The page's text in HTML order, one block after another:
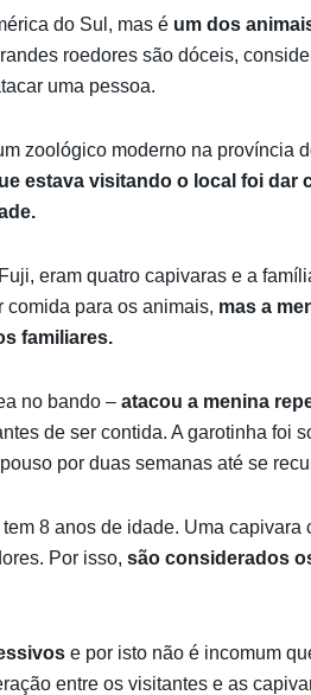
do Sul, mas é um dos
roedores são dóceis,
uma pessoa.
zoológico moderno na província
estava visitando o local foi dar
eram quatro capivaras e a
comida para os animais, mas a
familiares.
no bando – atacou a menina
de ser contida. A garotinha foi
por duas semanas até se
8 anos de idade. Uma capivara
Por isso, são considerados
e por isto não é incomum
entre os visitantes e as